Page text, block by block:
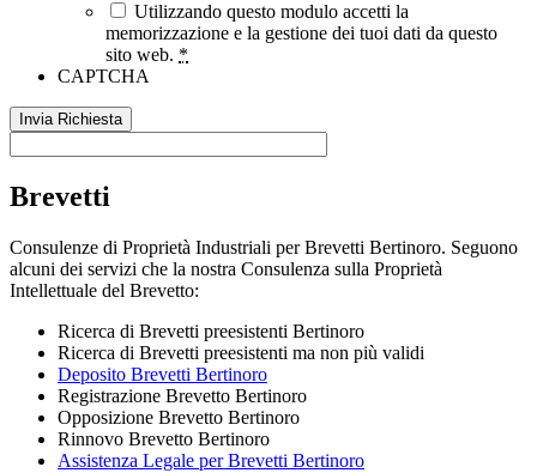
Utilizzando questo modulo accetti la
memorizzazione e la gestione dei tuoi dati da questo
sito web. *
CAPTCHA
Brevetti
Consulenze di Proprietà Industriali per Brevetti Bertinoro. Seguono
alcuni dei servizi che la nostra Consulenza sulla Proprietà
Intellettuale del Brevetto:
Ricerca di Brevetti preesistenti Bertinoro
Ricerca di Brevetti preesistenti ma non più validi
Deposito Brevetti Bertinoro
Registrazione Brevetto Bertinoro
Opposizione Brevetto Bertinoro
Rinnovo Brevetto Bertinoro
Assistenza Legale per Brevetti Bertinoro